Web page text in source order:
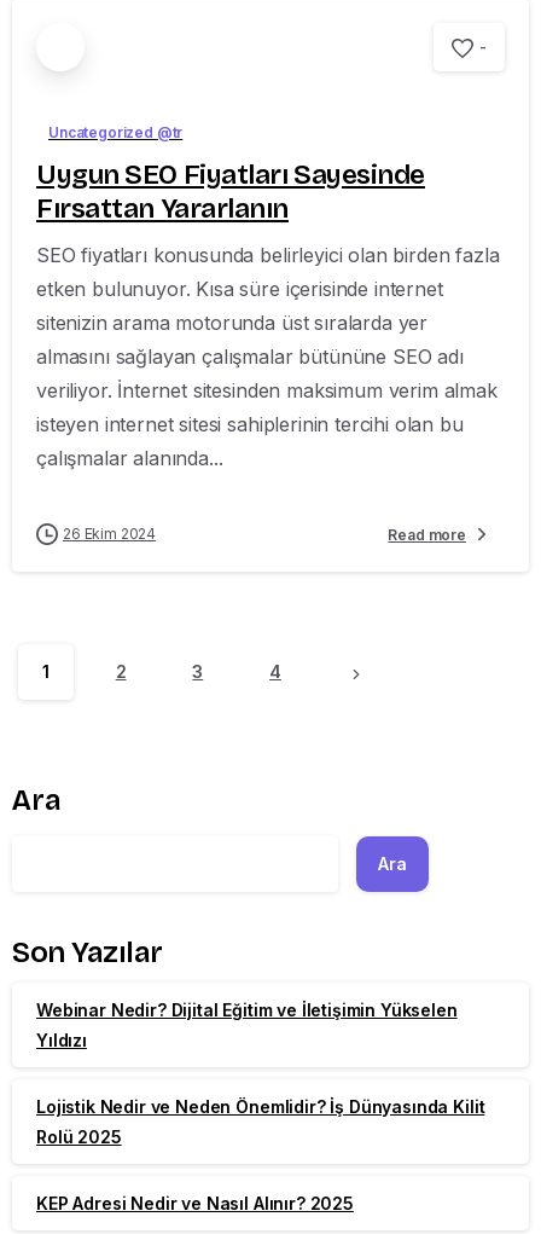
-
Uncategorized @tr
Uygun SEO Fiyatları Sayesinde
Fırsattan Yararlanın
SEO fiyatları konusunda belirleyici olan birden fazla
etken bulunuyor. Kısa süre içerisinde internet
sitenizin arama motorunda üst sıralarda yer
almasını sağlayan çalışmalar bütününe SEO adı
veriliyor. İnternet sitesinden maksimum verim almak
isteyen internet sitesi sahiplerinin tercihi olan bu
çalışmalar alanında...
26 Ekim 2024 Read more
1 2 3 4
Ara
Ara
Son Yazılar
Webinar Nedir? Dijital Eğitim ve İletişimin Yükselen
Yıldızı
Lojistik Nedir ve Neden Önemlidir? İş Dünyasında Kilit
Rolü 2025
KEP Adresi Nedir ve Nasıl Alınır? 2025